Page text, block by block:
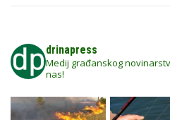
drinapress
Medij građanskog
nas!